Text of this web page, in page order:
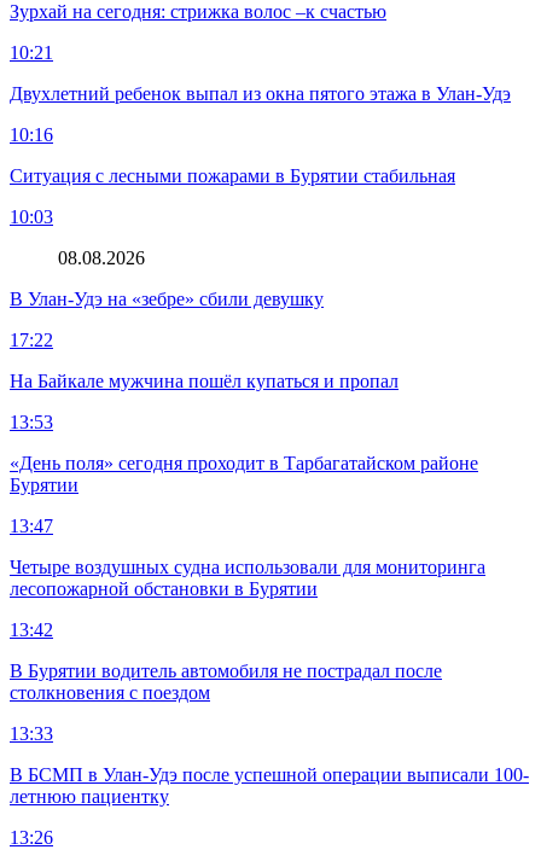
Зурхай на сегодня: стрижка волос –к счастью
10:21
Двухлетний ребенок выпал из окна пятого этажа в Улан-Удэ
10:16
Ситуация с лесными пожарами в Бурятии стабильная
10:03
08.08.2026
В Улан-Удэ на «зебре» сбили девушку
17:22
На Байкале мужчина пошёл купаться и пропал
13:53
«День поля» сегодня проходит в Тарбагатайском районе
Бурятии
13:47
Четыре воздушных судна использовали для мониторинга
лесопожарной обстановки в Бурятии
13:42
В Бурятии водитель автомобиля не пострадал после
столкновения с поездом
13:33
В БСМП в Улан-Удэ после успешной операции выписали 100-
летнюю пациентку
13:26